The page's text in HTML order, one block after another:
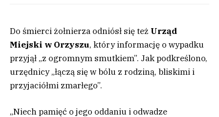
Do śmierci żołnierza odniósł się też Urząd
Miejski w Orzyszu, który informację o wypadku
przyjął „z ogromnym smutkiem”. Jak podkreślono,
urzędnicy „łączą się w bólu z rodziną, bliskimi i
przyjaciółmi zmarłego”.
„Niech pamięć o jego oddaniu i odwadze